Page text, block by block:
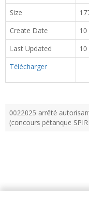
Size
Create Date
10
Last Updated
10
Télécharger
0022025 arrêté
(concours pétanque